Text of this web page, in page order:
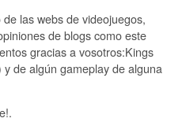
las webs de videojuegos,
de blogs como este
gracias a vosotros:Kings
de algún gameplay de alguna